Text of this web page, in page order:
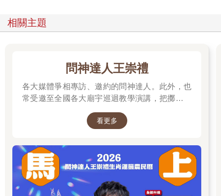
「勉強」就是一種罪惡！
過去，我曾問瑤池金母：「什麼是分靈？」
瑤池金母回答：「草頭神。」
「草頭神」的意思是說，「分靈」如草那麼多，分佈大地，所以
天上界的諸神聖，給分靈取了一個代號：「草頭神」。
例如：
南摩三十六萬億一十一萬九千五百同名同號阿彌陀佛。
就連觀世音菩薩也有三十二應化身，一一應化身再分身無數，也
就是分身無盡，是法爾故，是神力變現故。
據我所知，蓮花童子的分靈無盡，真佛宗的弟子之中，是有很多
蓮花童子的應化身，我只是其中的一位，可以說，覺悟得比較早
的一位。開悟的大白蓮花草頭神。
相關主題
問神達人王崇禮
各大媒體爭相專訪、邀約的問神達人。此外，也
常受邀至全國各大廟宇巡迴教學演講，把擲筊、
看更多